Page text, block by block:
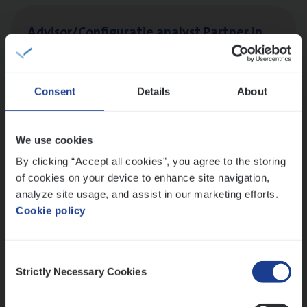
Consent Details About
We use cookies
By clicking “Accept all cookies”, you agree to the storing
of cookies on your device to enhance site navigation,
analyze site usage, and assist in our marketing efforts.
Cookie policy
Selection
Strictly Necessary Cookies
Advisor/​Configuratie ana­lyst Part­ner in
Benefits
Beveren
Dos­sier­be­heer­der ver­ze­ke­rin­gen — Soci­al
Pro­fit en Public
Insurance Operations
Antwerpen